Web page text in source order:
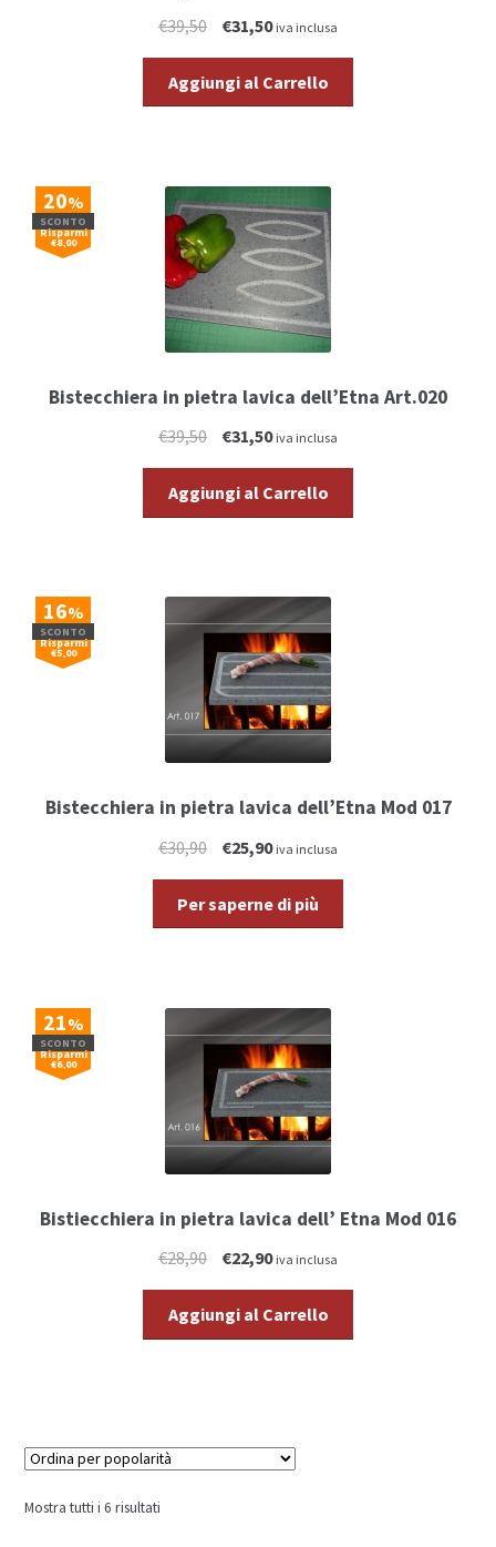
€39,50 €31,50 iva inclusa
Aggiungi al Carrello
Bistecchiera in pietra lavica dell’Etna Art.020
20%
SCONTO
Risparmi
€8,00
€39,50 €31,50 iva inclusa
Aggiungi al Carrello
Bistecchiera in pietra lavica dell’Etna Mod 017
16%
SCONTO
Risparmi
€5,00
€30,90 €25,90 iva inclusa
Per saperne di più
Bistiecchiera in pietra lavica dell’ Etna Mod 016
21%
SCONTO
Risparmi
€6,00
€28,90 €22,90 iva inclusa
Aggiungi al Carrello
Mostra tutti i 6 risultati